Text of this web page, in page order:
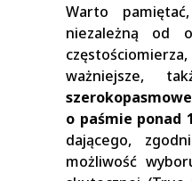
Warto
niezależną od
ważniejsze,
o paśmie ponad
dającego,
możliwość